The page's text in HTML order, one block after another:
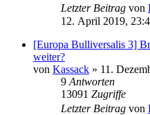
Letzter Beitrag von
12. April 2019,
[Europa Bulliversalis 3]
weiter?
von Kassack » 11.
9 Antworten
13091 Zugriffe
Letzter Beitrag von